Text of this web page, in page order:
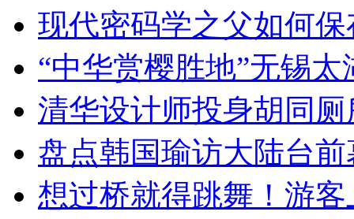
现代密码学之父如何
“中华赏樱胜地”无锡
清华设计师投身胡同
盘点韩国瑜访大陆台
想过桥就得跳舞！游客